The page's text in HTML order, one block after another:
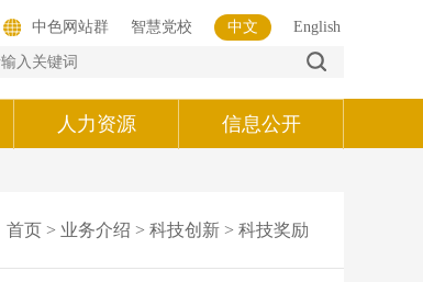
智慧党校 中文 English
中色网站群
人力资源 信息公开
首页 > 业务介绍 > 科技创新 > 科技奖励